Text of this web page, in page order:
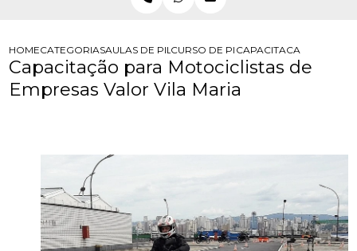
HOMECATEGORIASAULAS DE PILOTAGEM PARA EMPRESAS
CURSO DE PILOTAGEM PARA
CAPACITACAO PARA
Capacitação para Motociclistas de
Empresas Valor Vila Maria